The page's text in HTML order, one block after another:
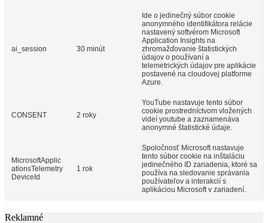
ai_session 30 minút
Ide o jedinečný súbor cookie
anonymného identifikátora relácie
nastavený softvérom Microsoft
Application Insights na
zhromažďovanie štatistických
údajov o používaní a
telemetrických údajov pre aplikácie
postavené na cloudovej platforme
Azure.
CONSENT 2 roky
YouTube nastavuje tento súbor
cookie prostredníctvom vložených
videí youtube a zaznamenáva
anonymné štatistické údaje.
MicrosoftApplic
ationsTelemetry
DeviceId
1 rok
Spoločnosť Microsoft nastavuje
tento súbor cookie na inštaláciu
jedinečného ID zariadenia, ktoré sa
používa na sledovanie správania
používateľov a interakcií s
aplikáciou Microsoft v zariadení.
Reklamné